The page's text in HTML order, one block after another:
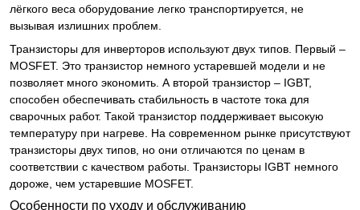
лёгкого веса оборудование легко транспортируется, не
вызывая излишних проблем.
Транзисторы для инверторов используют двух типов. Первый –
MOSFET. Это транзистор немного устаревшей модели и не
позволяет много экономить. А второй транзистор – IGBT,
способен обеспечивать стабильность в частоте тока для
сварочных работ. Такой транзистор поддерживает высокую
температуру при нагреве. На современном рынке присутствуют
транзисторы двух типов, но они отличаются по ценам в
соответствии с качеством работы. Транзисторы IGBT немного
дороже, чем устаревшие MOSFET.
Особенности по уходу и обслуживанию